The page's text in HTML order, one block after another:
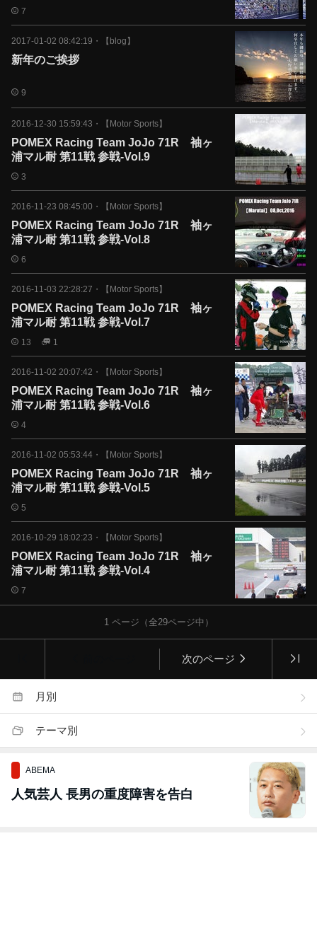
7
2017-01-02 08:42:19 ・ 【blog】
新年のご挨拶
9
2016-12-30 15:59:43 ・ 【Motor Sports】
POMEX Racing Team JoJo 71R 袖ヶ
浦マル耐 第11戦 参戦-Vol.9
3
2016-11-23 08:45:00 ・ 【Motor Sports】
POMEX Racing Team JoJo 71R 袖ヶ
浦マル耐 第11戦 参戦-Vol.8
6
2016-11-03 22:28:27 ・ 【Motor Sports】
POMEX Racing Team JoJo 71R 袖ヶ
浦マル耐 第11戦 参戦-Vol.7
13 1
2016-11-02 20:07:42 ・ 【Motor Sports】
POMEX Racing Team JoJo 71R 袖ヶ
浦マル耐 第11戦 参戦-Vol.6
4
2016-11-02 05:53:44 ・ 【Motor Sports】
POMEX Racing Team JoJo 71R 袖ヶ
浦マル耐 第11戦 参戦-Vol.5
5
2016-10-29 18:02:23 ・ 【Motor Sports】
POMEX Racing Team JoJo 71R 袖ヶ
浦マル耐 第11戦 参戦-Vol.4
7
1ページ（全29ページ中）
次のページ
月別
テーマ別
ABEMA
人気芸人 長男の重度障害を告白